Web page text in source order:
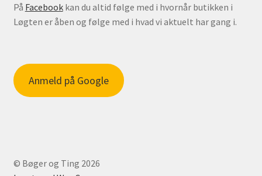
På Facebookkan du altid følge med i hvornår butikken i
Løgten er åben og følge med i hvad vi aktuelt har gang i.
Anmeld på Google
© Bøger og Ting 2026